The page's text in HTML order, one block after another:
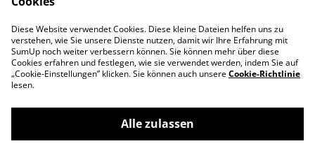
Legal Terms
Privacy Policy
Cookie Policy
Diese Website verwendet Cookies. Diese kleine Dateien helfen uns zu
verstehen, wie Sie unsere Dienste nutzen, damit wir Ihre Erfahrung mit
SumUp noch weiter verbessern können. Sie können mehr über diese
Cookies erfahren und festlegen, wie sie verwendet werden, indem Sie auf
„Cookie-Einstellungen” klicken. Sie können auch unsereCookie-Richtlinie
lesen.
Alle zulassen